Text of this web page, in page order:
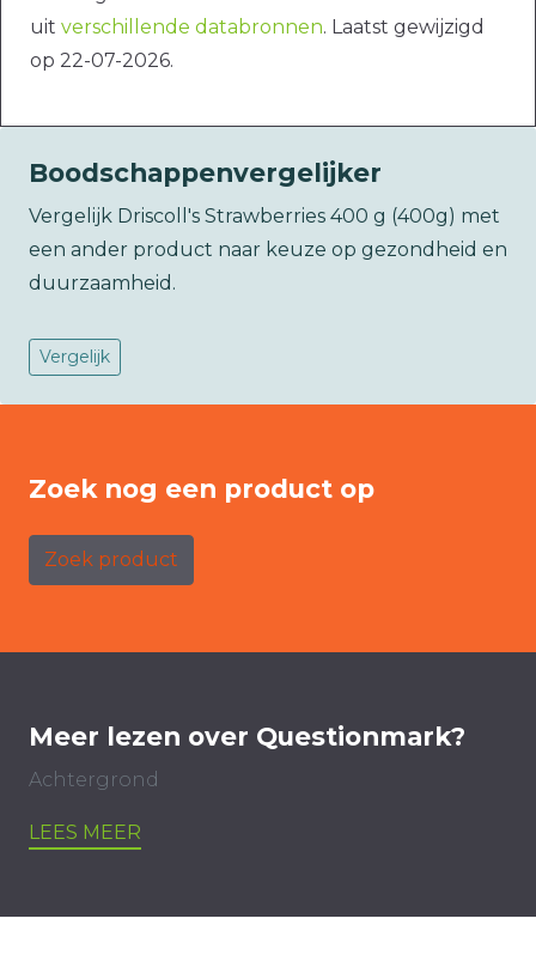
uit verschillende databronnen. Laatst gewijzigd
op 22-07-2026.
Boodschappenvergelijker
Vergelijk Driscoll's Strawberries 400 g (400g) met
een ander product naar keuze op gezondheid en
duurzaamheid.
Vergelijk
Zoek nog een product op
Zoek product
Meer lezen over Questionmark?
Achtergrond
LEES MEER